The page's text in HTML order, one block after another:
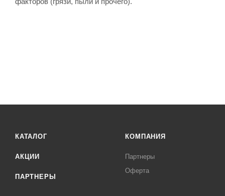
КАТАЛОГ
АКЦИИ
ПАРТНЕРЫ
КОМПАНИЯ
Партнеры
Оферта